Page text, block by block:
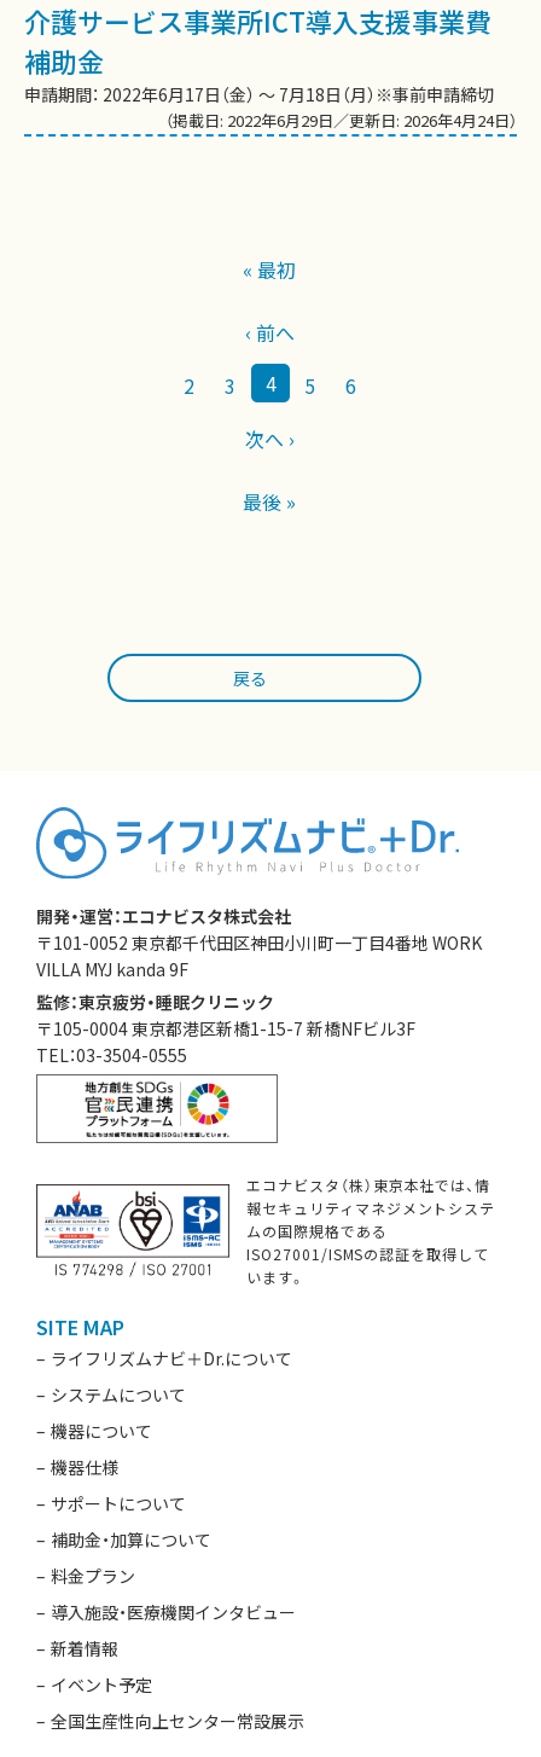
介護サービス事業所ICT導入支援事業費
補助金
申請期間： 2022年6月17日（金） ～ 7月18日（月）※事前申請締切
（掲載日: 2022年6月29日／更新日: 2026年4月24日）
« 最初
‹ 前へ
2
3 4 5
6
次へ ›
最後 »
戻る
開発・運営：エコナビスタ株式会社
〒101-0052 東京都千代田区神田小川町一丁目4番地 WORK
VILLA MYJ kanda 9F
監修：東京疲労・睡眠クリニック
〒105-0004 東京都港区新橋1-15-7 新橋NFビル3F
TEL：03-3504-0555
エコナビスタ（株）東京本社では、情
報セキュリティマネジメントシステ
ムの国際規格である
ISO27001/ISMSの認証を取得して
います。
SITE MAP
ライフリズムナビ＋Dr.について
システムについて
機器について
機器仕様
サポートについて
補助金・加算について
料金プラン
導入施設・医療機関インタビュー
新着情報
イベント予定
全国生産性向上センター常設展示